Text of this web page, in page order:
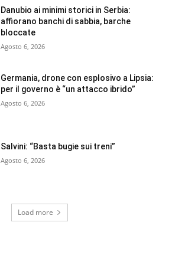
Danubio ai minimi storici in Serbia:
affiorano banchi di sabbia, barche
bloccate
Agosto 6, 2026
Germania, drone con esplosivo a Lipsia:
per il governo è “un attacco ibrido”
Agosto 6, 2026
Salvini: “Basta bugie sui treni”
Agosto 6, 2026
Load more